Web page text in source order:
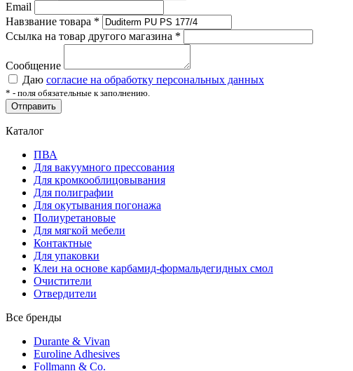
Email
Навзвание товара *
Ссылка на товар другого магазина *
Сообщение
Даю согласие на обработку персональных данных
* - поля обязательные к заполнению.
Отправить
Каталог
ПВА
Для вакуумного прессования
Для кромкооблицовывания
Для полиграфии
Для окутывания погонажа
Полиуретановые
Для мягкой мебели
Контактные
Для упаковки
Клеи на основе карбамид-формальдегидных смол
Очистители
Отвердители
Все бренды
Durante & Vivan
Euroline Adhesives
Follmann & Co.